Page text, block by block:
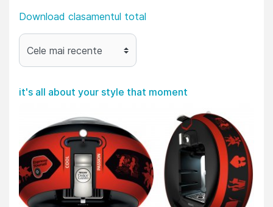
Download clasamentul total
it's all about your style that moment